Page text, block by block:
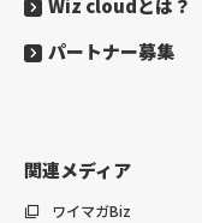
Wiz cloudとは？
パートナー募集
関連メディア
ワイマガBiz